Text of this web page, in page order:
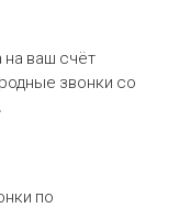
на ваш счёт
звонки со
по